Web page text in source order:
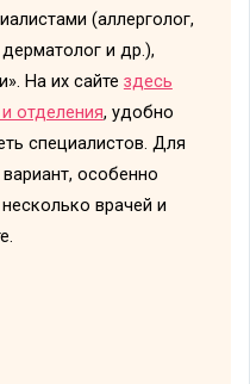
(аллерголог,
дерматолог и др.),
На их сайте здесь
отделения, удобно
специалистов. Для
особенно
врачей и